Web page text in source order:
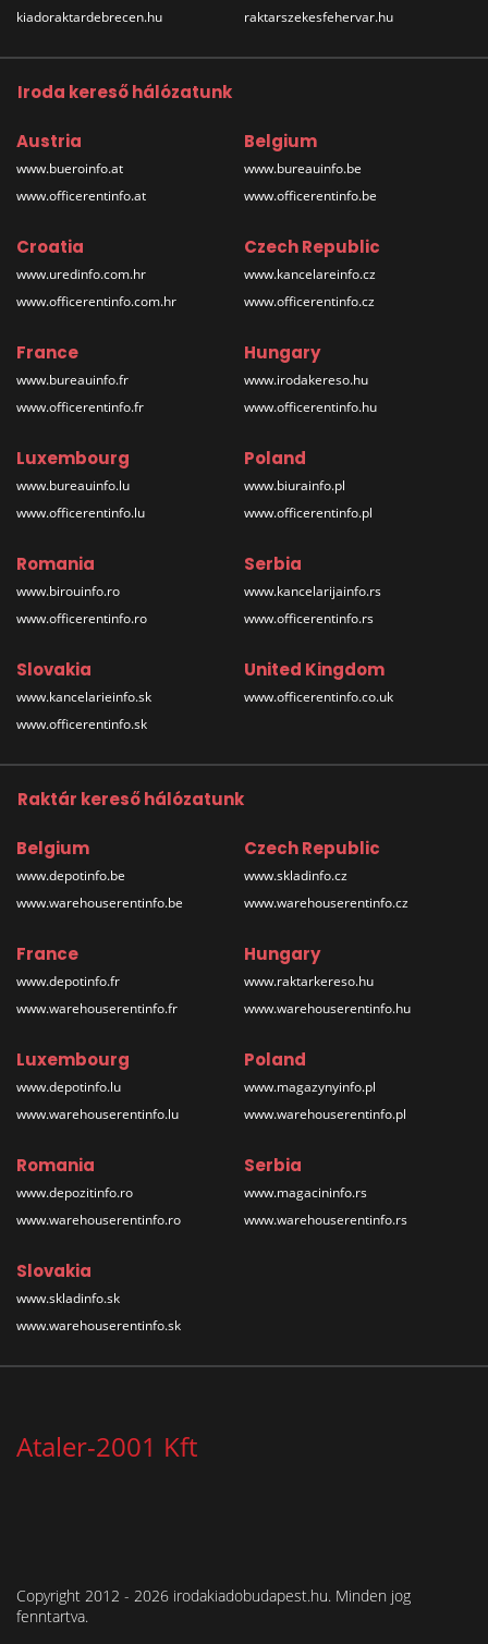
kiadoraktardebrecen.hu
raktarszekesfehervar.hu
Iroda kereső hálózatunk
Austria
www.bueroinfo.at
www.officerentinfo.at
Belgium
www.bureauinfo.be
www.officerentinfo.be
Croatia
www.uredinfo.com.hr
www.officerentinfo.com.hr
Czech Republic
www.kancelareinfo.cz
www.officerentinfo.cz
France
www.bureauinfo.fr
www.officerentinfo.fr
Hungary
www.irodakereso.hu
www.officerentinfo.hu
Luxembourg
www.bureauinfo.lu
www.officerentinfo.lu
Poland
www.biurainfo.pl
www.officerentinfo.pl
Romania
www.birouinfo.ro
www.officerentinfo.ro
Serbia
www.kancelarijainfo.rs
www.officerentinfo.rs
Slovakia
www.kancelarieinfo.sk
www.officerentinfo.sk
United Kingdom
www.officerentinfo.co.uk
Raktár kereső hálózatunk
Belgium
www.depotinfo.be
www.warehouserentinfo.be
Czech Republic
www.skladinfo.cz
www.warehouserentinfo.cz
France
www.depotinfo.fr
www.warehouserentinfo.fr
Hungary
www.raktarkereso.hu
www.warehouserentinfo.hu
Luxembourg
www.depotinfo.lu
www.warehouserentinfo.lu
Poland
www.magazynyinfo.pl
www.warehouserentinfo.pl
Romania
www.depozitinfo.ro
www.warehouserentinfo.ro
Serbia
www.magacininfo.rs
www.warehouserentinfo.rs
Slovakia
www.skladinfo.sk
www.warehouserentinfo.sk
Ataler-2001 Kft
Copyright 2012 - 2026 irodakiadobudapest.hu. Minden jog
fenntartva.